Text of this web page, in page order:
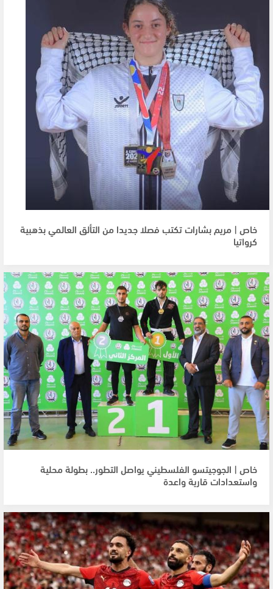
خاص | مريم بشارات تكتب فصلا جديدا من التألق العالمي بذهبية
كرواتيا
خاص | الجوجيتسو الفلسطيني يواصل التطور.. بطولة محلية
واستعدادات قارية واعدة